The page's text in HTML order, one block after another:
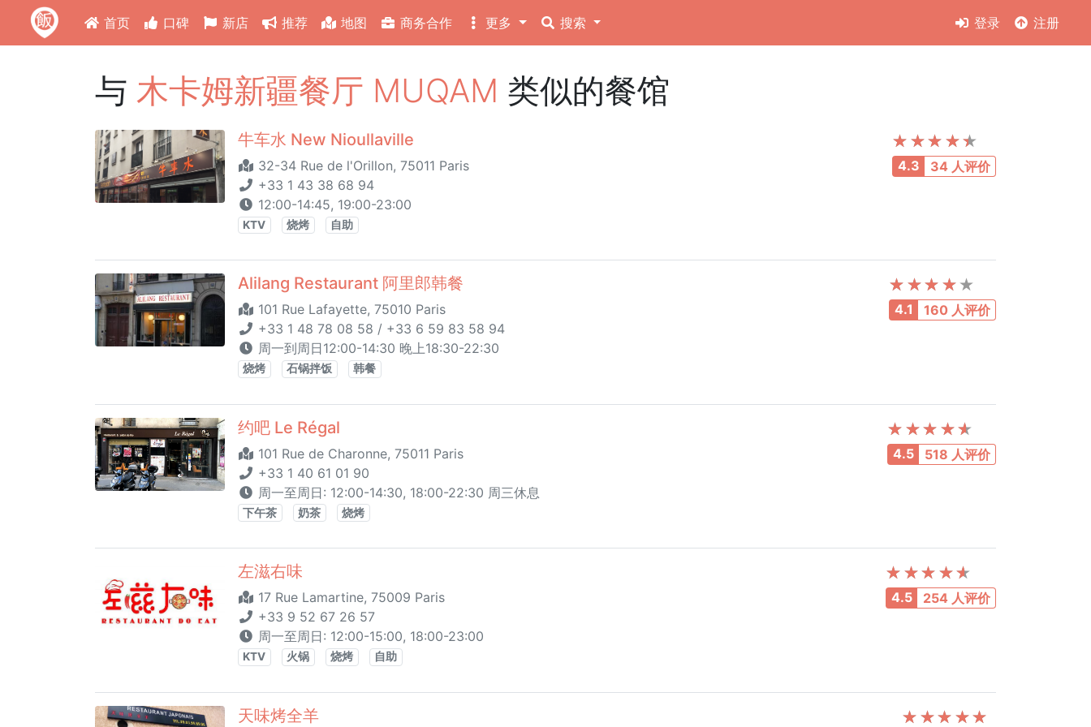
首页 口碑 新店 推荐 地图 商务合作 更多 搜索 登录 注册
与 木卡姆新疆餐厅 MUQAM 类似的餐馆
4.3 34 人评价
牛车水 New Nioullaville
32-34 Rue de l'Orillon, 75011 Paris
+33 1 43 38 68 94
12:00-14:45, 19:00-23:00
KTV 烧烤 自助
4.1 160 人评价
Alilang Restaurant 阿里郎韩餐
101 Rue Lafayette, 75010 Paris
+33 1 48 78 08 58 / +33 6 59 83 58 94
周一到周日12:00-14:30 晚上18:30-22:30
烧烤 石锅拌饭 韩餐
4.5 518 人评价
约吧 Le Régal
101 Rue de Charonne, 75011 Paris
+33 1 40 61 01 90
周一至周日: 12:00-14:30, 18:00-22:30 周三休息
下午茶 奶茶 烧烤
4.5 254 人评价
左滋右味
17 Rue Lamartine, 75009 Paris
+33 9 52 67 26 57
周一至周日: 12:00-15:00, 18:00-23:00
KTV 火锅 烧烤 自助
天味烤全羊